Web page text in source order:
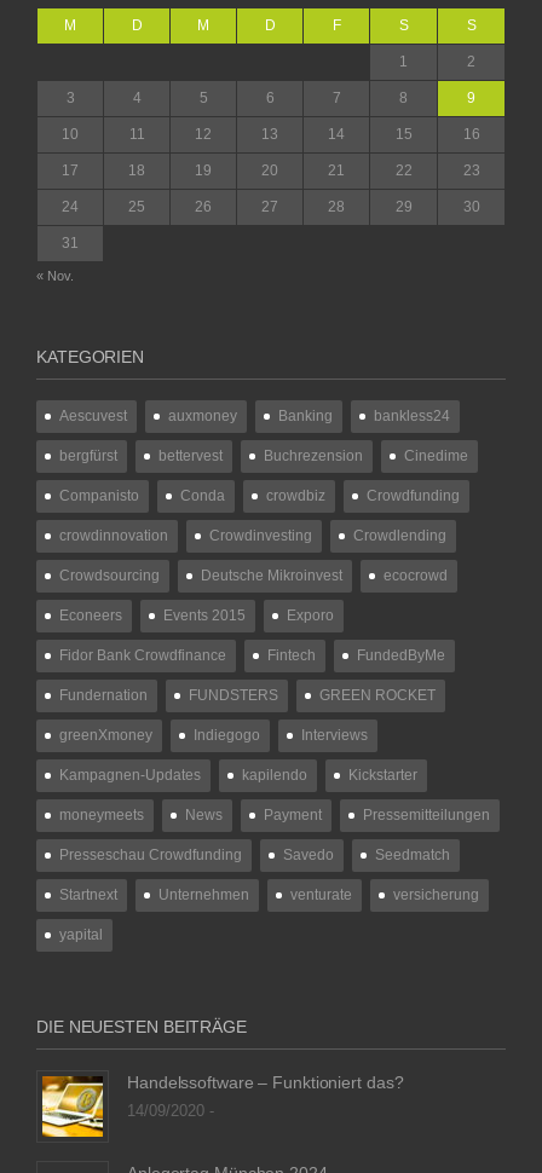
M D M D F S S
1 2
3 4 5 6 7 8 9
10 11 12 13 14 15 16
17 18 19 20 21 22 23
24 25 26 27 28 29 30
31
« Nov.
KATEGORIEN
Aescuvest auxmoney Banking bankless24
bergfürst bettervest Buchrezension Cinedime
Companisto Conda crowdbiz Crowdfunding
crowdinnovation Crowdinvesting Crowdlending
Crowdsourcing Deutsche Mikroinvest ecocrowd
Econeers Events 2015 Exporo
Fidor Bank Crowdfinance Fintech FundedByMe
Fundernation FUNDSTERS GREEN ROCKET
greenXmoney Indiegogo Interviews
Kampagnen-Updates kapilendo Kickstarter
moneymeets News Payment Pressemitteilungen
Presseschau Crowdfunding Savedo Seedmatch
Startnext Unternehmen venturate versicherung
yapital
DIE NEUESTEN BEITRÄGE
Handelssoftware – Funktioniert das?
14/09/2020 -